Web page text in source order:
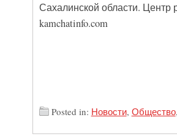
Сахалинской области. Центр
kamchatinfo.com
Posted in: Новости, Общество